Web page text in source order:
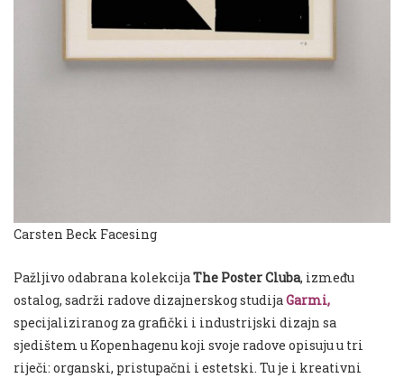
Carsten Beck Facesing
Pažljivo odabrana kolekcijaThe Poster Cluba, između
ostalog, sadrži radove dizajnerskog studijaGarmi,
specijaliziranog za grafički i industrijski dizajn sa
sjedištem u Kopenhagenu koji svoje radove opisuju u tri
riječi: organski, pristupačni i estetski. Tu je i kreativni